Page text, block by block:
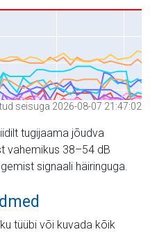
seisuga 2026-08-07 21:47:02
tugijaama jõudva
vahemikus 38–54 dB
signaali häiringuga.
tüübi või kuvada kõik